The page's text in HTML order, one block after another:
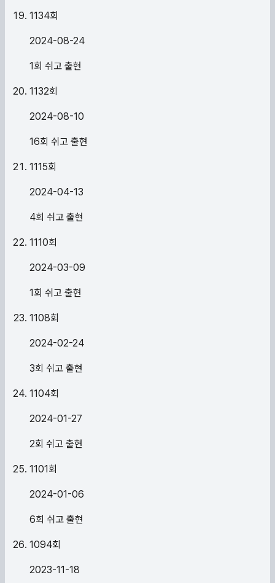
1134회
2024-08-24
1회 쉬고 출현
1132회
2024-08-10
16회 쉬고 출현
1115회
2024-04-13
4회 쉬고 출현
1110회
2024-03-09
1회 쉬고 출현
1108회
2024-02-24
3회 쉬고 출현
1104회
2024-01-27
2회 쉬고 출현
1101회
2024-01-06
6회 쉬고 출현
1094회
2023-11-18